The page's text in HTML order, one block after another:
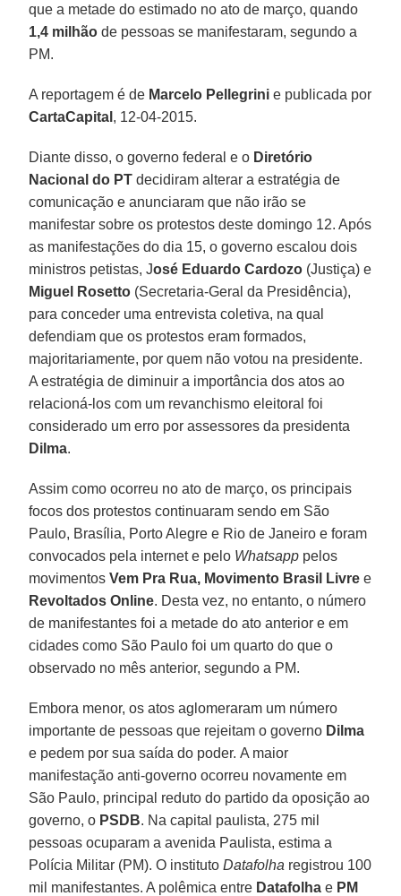
que a metade do estimado no ato de março, quando
1,4 milhão de pessoas se manifestaram, segundo a
PM.
A reportagem é de Marcelo Pellegrini e publicada por
CartaCapital , 12-04-2015.
Diante disso, o governo federal e o Diretório
Nacional do PT decidiram alterar a estratégia de
comunicação e anunciaram que não irão se
manifestar sobre os protestos deste domingo 12. Após
as manifestações do dia 15, o governo escalou dois
ministros petistas, José Eduardo Cardozo (Justiça) e
Miguel Rosetto (Secretaria-Geral da Presidência),
para conceder uma entrevista coletiva, na qual
defendiam que os protestos eram formados,
majoritariamente, por quem não votou na presidente.
A estratégia de diminuir a importância dos atos ao
relacioná-los com um revanchismo eleitoral foi
considerado um erro por assessores da presidenta
Dilma.
Assim como ocorreu no ato de março, os principais
focos dos protestos continuaram sendo em São
Paulo, Brasília, Porto Alegre e Rio de Janeiro e foram
convocados pela internet e pelo Whatsapp pelos
movimentosVem Pra Rua, Movimento Brasil Livre e
Revoltados Online. Desta vez, no entanto, o número
de manifestantes foi a metade do ato anterior e em
cidades como São Paulo foi um quarto do que o
observado no mês anterior, segundo a PM.
Embora menor, os atos aglomeraram um número
importante de pessoas que rejeitam o governo Dilma
e pedem por sua saída do poder.A maior
manifestação anti-governo ocorreu novamente em
São Paulo, principal reduto do partido da oposição ao
governo, o PSDB. Na capital paulista, 275 mil
pessoas ocuparam a avenida Paulista, estima a
Polícia Militar (PM). O institutoDatafolha registrou 100
mil manifestantes. A polêmica entre Datafolha e PM